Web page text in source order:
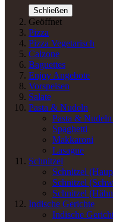
Schließen
Geöffnet
Pizza
Pizza Vegetarisch
Calzone
Baguettes
Enjoy Angebote
Vorspeisen
Salate
Pasta & Nudeln
Pasta & Nudeln
Spaghetti
Makkaroni
Lasagne
Schnitzel
Schnitzel
Schnitzel
Schnitzel
Indische Gerichte
Indische